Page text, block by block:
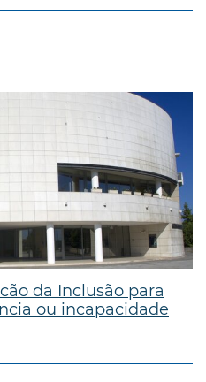
da Inclusão para
ou incapacidade